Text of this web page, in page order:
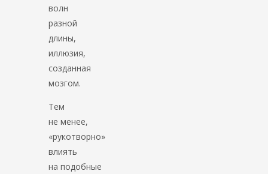
волн
разной
длины,
иллюзия,
созданная
мозгом.
Тем
не менее,
«рукотворно»
влиять
на подобные